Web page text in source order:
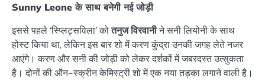
Sunny Leone के साथ बनेगी नई जोड़ी
इससे पहले ‘स्प्लिट्सविला’ कोतनुज विरवानीने सनी लियोनी के साथ
होस्ट किया था, लेकिन इस बार शो में करण कुंद्रा उनकी जगह लेते नजर
आएंगे। करण और सनी की जोड़ी को लेकर दर्शकों में जबरदस्त उत्सुकता
है। दोनों की ऑन-स्क्रीन केमिस्ट्री शो में एक नया तड़का लगाने वाली है।